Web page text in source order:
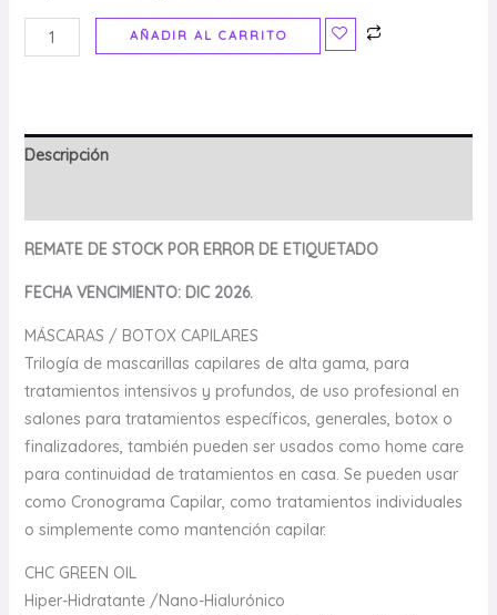
AÑADIR AL CARRITO
Descripción
REMATE DE STOCK POR ERROR DE ETIQUETADO
FECHA VENCIMIENTO: DIC 2026.
MÁSCARAS / BOTOX CAPILARES
Trilogía de mascarillas capilares de alta gama, para
tratamientos intensivos y profundos, de uso profesional en
salones para tratamientos específicos, generales, botox o
finalizadores, también pueden ser usados como home care
para continuidad de tratamientos en casa. Se pueden usar
como Cronograma Capilar, como tratamientos individuales
o simplemente como mantención capilar.
CHC GREEN OIL
Hiper-Hidratante /Nano-Hialurónico